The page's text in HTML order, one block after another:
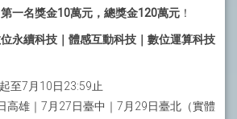
第一名獎金10萬元，總獎金120萬元 ！
永續科技｜體感互動科技｜數位運算科技
至7月10日23:59止
高雄｜7月27日臺中｜7月29日臺北（實體